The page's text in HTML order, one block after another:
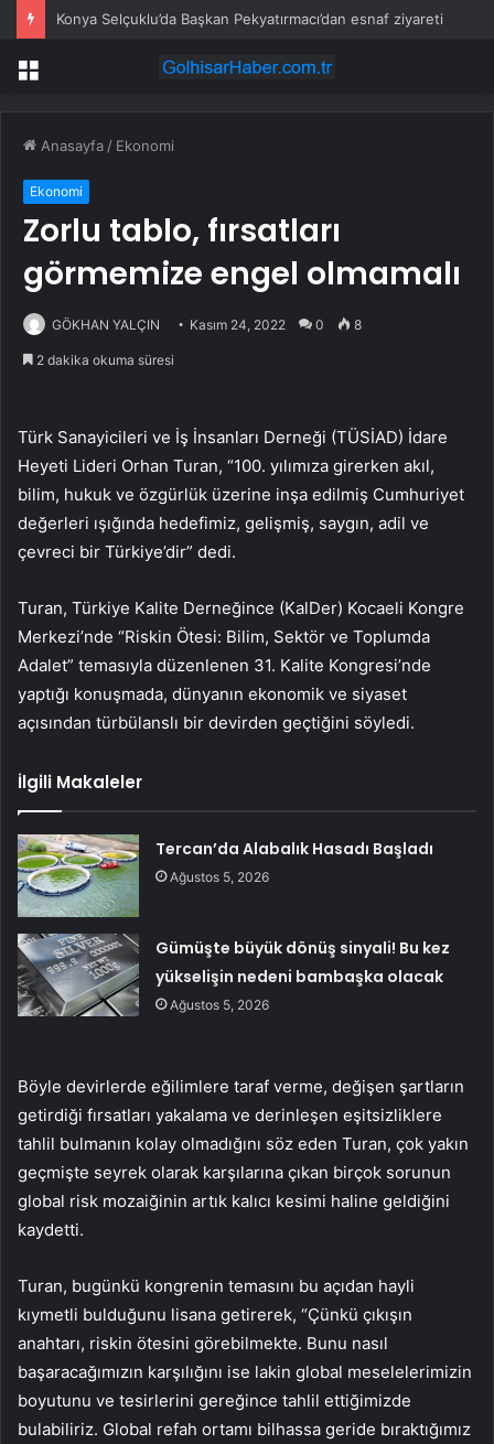
Konya Selçuklu’da Başkan Pekyatırmacı’dan esnaf ziyareti
Menü
Anasayfa / Ekonomi
Ekonomi
Zorlu tablo, fırsatları
görmemize engel olmamalı
GÖKHAN YALÇIN Kasım 24, 2022 0 8
2 dakika okuma süresi
Türk Sanayicileri ve İş İnsanları Derneği (TÜSİAD) İdare
Heyeti Lideri Orhan Turan, “100. yılımıza girerken akıl,
bilim, hukuk ve özgürlük üzerine inşa edilmiş Cumhuriyet
değerleri ışığında hedefimiz, gelişmiş, saygın, adil ve
çevreci bir Türkiye’dir” dedi.
Turan, Türkiye Kalite Derneğince (KalDer) Kocaeli Kongre
Merkezi’nde “Riskin Ötesi: Bilim, Sektör ve Toplumda
Adalet” temasıyla düzenlenen 31. Kalite Kongresi’nde
yaptığı konuşmada, dünyanın ekonomik ve siyaset
açısından türbülanslı bir devirden geçtiğini söyledi.
İlgili Makaleler
Tercan’da Alabalık Hasadı Başladı
Ağustos 5, 2026
Gümüşte büyük dönüş sinyali! Bu kez
yükselişin nedeni bambaşka olacak
Ağustos 5, 2026
Böyle devirlerde eğilimlere taraf verme, değişen şartların
getirdiği fırsatları yakalama ve derinleşen eşitsizliklere
tahlil bulmanın kolay olmadığını söz eden Turan, çok yakın
geçmişte seyrek olarak karşılarına çıkan birçok sorunun
global risk mozaiğinin artık kalıcı kesimi haline geldiğini
kaydetti.
Turan, bugünkü kongrenin temasını bu açıdan hayli
kıymetli bulduğunu lisana getirerek, “Çünkü çıkışın
anahtarı, riskin ötesini görebilmekte. Bunu nasıl
başaracağımızın karşılığını ise lakin global meselelerimizin
boyutunu ve tesirlerini gereğince tahlil ettiğimizde
bulabiliriz. Global refah ortamı bilhassa geride bıraktığımız